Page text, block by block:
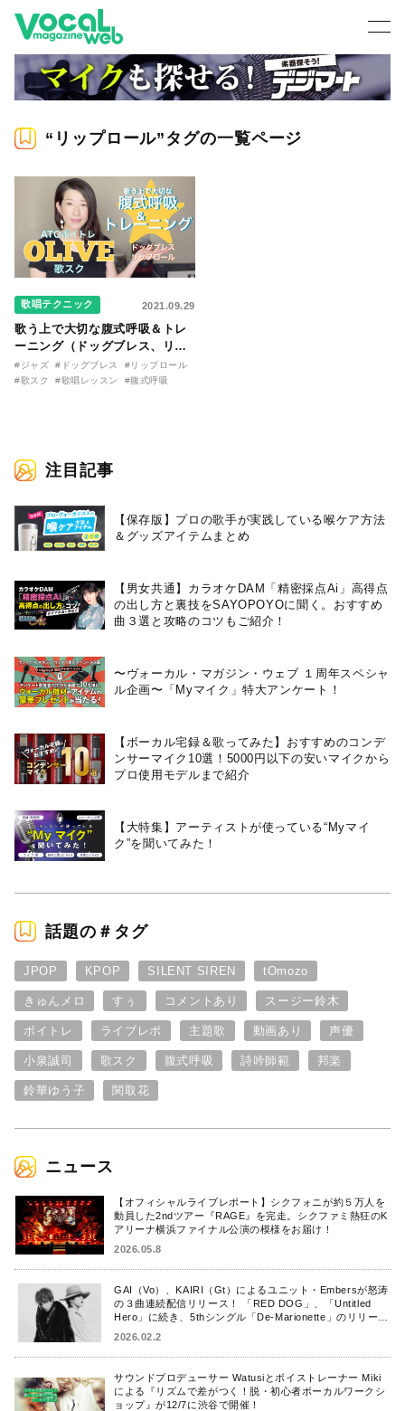
“リップロール”タグの一覧ページ
歌唱テクニック 2021.09.29
歌う上で大切な腹式呼吸＆トレ
ーニング（ドッグブレス、リッ
プロール） 講師：OLIVE
#ジャズ #ドッグブレス
#リップロール
#歌スク
#歌唱レッスン #腹式呼吸
注目記事
【保存版】プロの歌手が実践している喉ケア⽅法
＆グッズアイテムまとめ
【男女共通】カラオケDAM「精密採点Ai」高得点
の出し方と裏技をSAYOPOYOに聞く。おすすめ
曲３選と攻略のコツもご紹介！
〜ヴォーカル・マガジン・ウェブ １周年スペシャ
ル企画〜「Myマイク」特大アンケート！
【ボーカル宅録＆歌ってみた】おすすめのコンデ
ンサーマイク10選！5000円以下の安いマイクから
プロ使用モデルまで紹介
【大特集】アーティストが使っている“Myマイ
ク”を聞いてみた！
話題の＃タグ
JPOP KPOP SILENT SIREN tOmozo
きゅんメロ すぅ コメントあり スージー鈴木
ボイトレ ライブレポ 主題歌 動画あり 声優
小泉誠司 歌スク 腹式呼吸 詩吟師範 邦楽
鈴華ゆう子 関取花
ニュース
【オフィシャルライブレポート】シクフォニが約５万人を
動員した2ndツアー『RAGE』を完走。シクファミ熱狂のK
アリーナ横浜ファイナル公演の模様をお届け！
2026.05.8
GAI（Vo）、KAIRI（Gt）によるユニット・Embersが怒涛
の３曲連続配信リリース！ 「RED DOG」、「Untitled
Hero」に続き、5thシングル「De-Marionette」のリリース
2026.02.2
サウンドプロデューサー Watusiとボイストレーナー Miki
による『リズムで差がつく！脱・初心者ボーカルワークシ
ョップ』が12/7に渋谷で開催！